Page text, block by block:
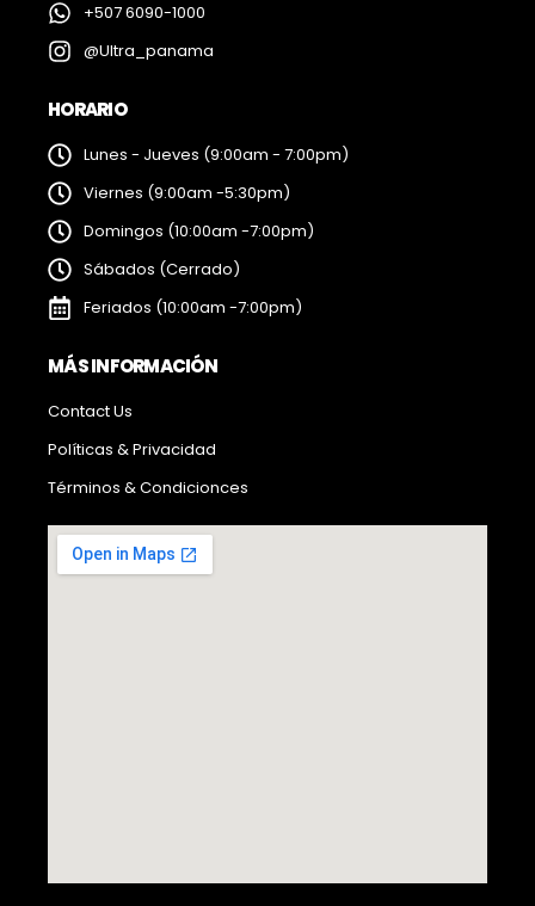
+507 6090-1000
@Ultra_panama
HORARIO
Lunes - Jueves (9:00am - 7:00pm)
Viernes (9:00am -5:30pm)
Domingos (10:00am -7:00pm)
Sábados (Cerrado)
Feriados (10:00am -7:00pm)
MÁS INFORMACIÓN
Contact Us
Políticas & Privacidad
Términos & Condicionces